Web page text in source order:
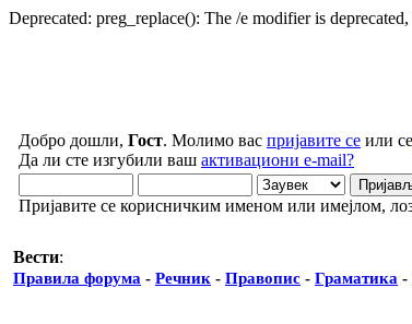
Deprecated: preg_replace(): The /e modifier is
Добро дошли, Гост. Молимо вас пријавите се или се
Да ли сте изгубили ваш активациони e-mail?
Пријавите се корисничким именом или имејлом,
Вести:
Правила форума - Речник - Правопис - Граматика -